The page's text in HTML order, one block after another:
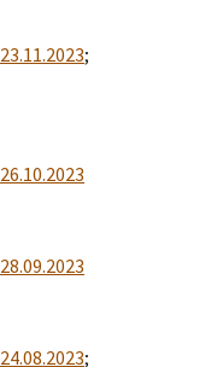
23.11.2023;
26.10.2023
28.09.2023
24.08.2023;